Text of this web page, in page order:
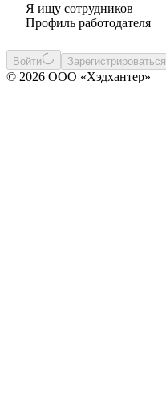
Я ищу сотрудников
Профиль работодателя
Войти Зарегистрироваться
© 2026 ООО «Хэдхантер»